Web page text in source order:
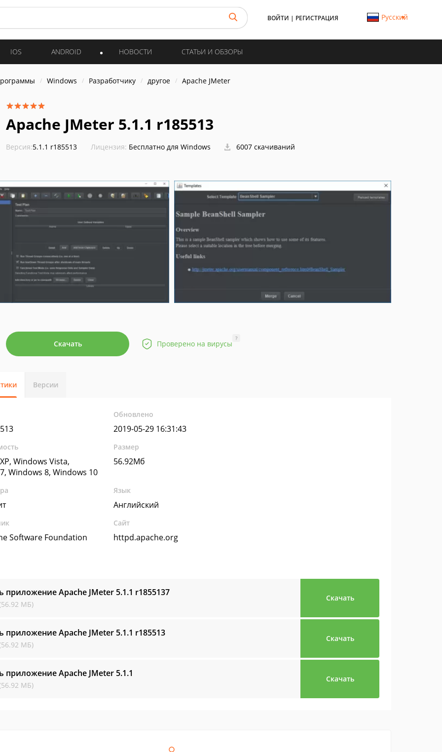
ВОЙТИ | РЕГИСТРАЦИЯ Русский
IOS ANDROID НОВОСТИ СТАТЬИ И ОБЗОРЫ
Windows Разработчику другое Apache JMeter
Apache JMeter 5.1.1 r185513
Версия:5.1.1 r185513 Лицензия: Бесплатно для Windows 6007 скачиваний
Скачать Проверено на вирусы
?
Версии
Обновлено
2019-05-29 16:31:43
Windows Vista,
Windows 8, Windows 10
Размер
56.92Мб
Язык
Английский
Software Foundation
Сайт
httpd.apache.org
приложение Apache JMeter 5.1.1 r1855137
МБ)
Скачать
приложение Apache JMeter 5.1.1 r185513
МБ)
Скачать
приложение Apache JMeter 5.1.1
МБ)
Скачать